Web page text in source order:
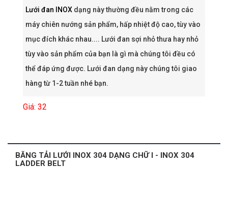
Lưới đan INOX dạng này thường đều nằm trong các
máy chiên nướng sản phẩm, hấp nhiệt độ cao, tùy vào
mục đích khác nhau.... Lưới đan sợi nhỏ thưa hay nhỏ
tùy vào sản phẩm của bạn là gì mà chúng tôi đều có
thể đáp ứng được. Lưới đan dạng này chúng tôi giao
hàng từ 1-2 tuần nhé bạn.
Giá: 32
BĂNG TẢI LƯỚI INOX 304 DẠNG CHỮ I - INOX 304
LADDER BELT